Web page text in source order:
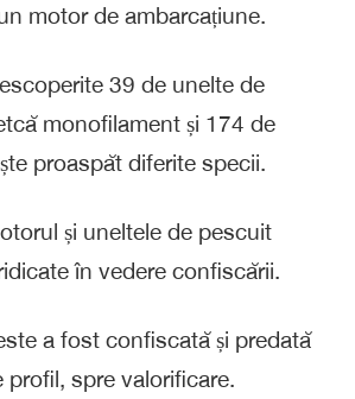
motor de ambarcațiune.
39 de unelte de
monofilament și 174 de
proaspăt diferite specii.
și uneltele de pescuit
în vedere confiscării.
a fost confiscată și predată
profil, spre valorificare.